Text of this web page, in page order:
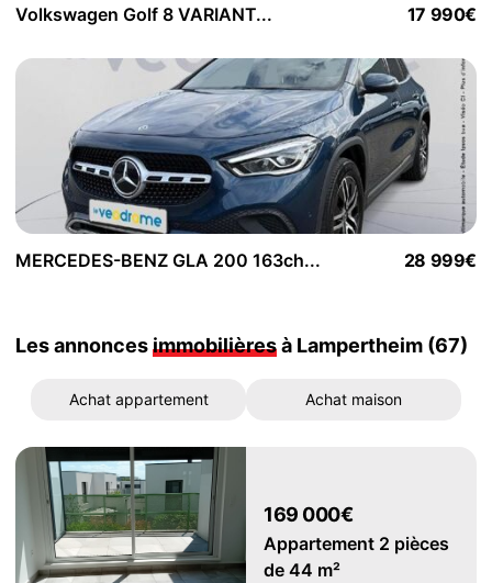
Volkswagen Golf 8 VARIANT... 17 990€
MERCEDES-BENZ GLA 200 163ch... 28 999€
Les annoncesimmobilièresà Lampertheim (67)
Achat appartement Achat maison
169 000€
Appartement 2 pièces
de 44 m²